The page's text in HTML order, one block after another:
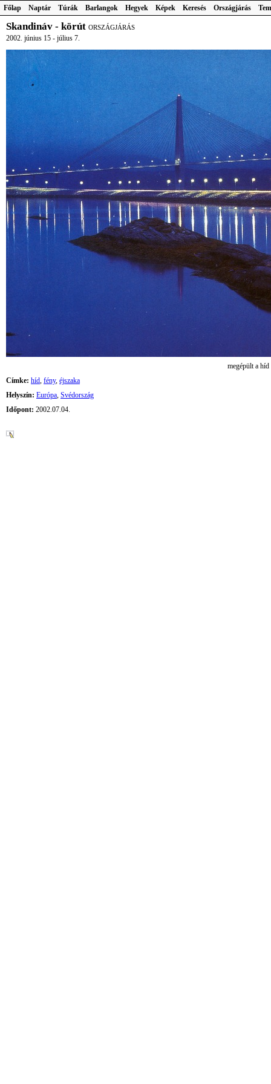
Főlap Naptár Túrák Barlangok Hegyek Képek Keresés Országjárás
Skandináv - körút ORSZÁGJÁRÁS
2002. június 15 - július 7.
megépült a híd
Címke: híd, fény, éjszaka
Helyszín: Európa, Svédország
Időpont: 2002.07.04.